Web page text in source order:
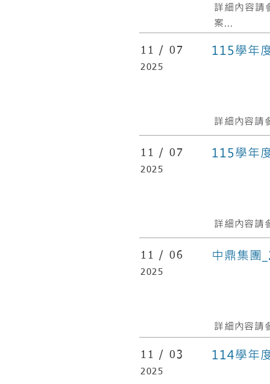
詳細內容請
案...
11 / 07
2025
115學年
詳細內容請
11 / 07
2025
115學年
詳細內容請
11 / 06
2025
中鼎集團
詳細內容請
11 / 03
2025
114學年